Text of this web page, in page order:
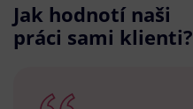
Jak hodnotí naši
práci sami klienti?